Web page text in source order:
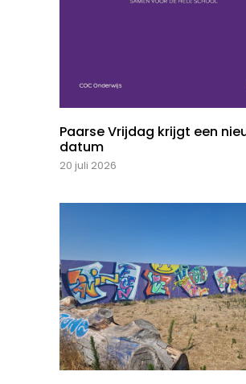
Paarse Vrijdag krijgt een
datum
20 juli 2026